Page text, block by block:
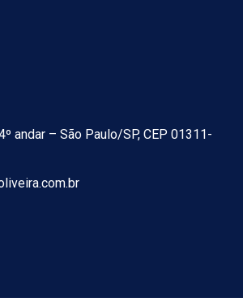
andar – São Paulo/SP, CEP 01311-